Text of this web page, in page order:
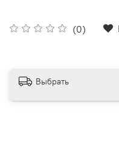
(0)
Выбрать